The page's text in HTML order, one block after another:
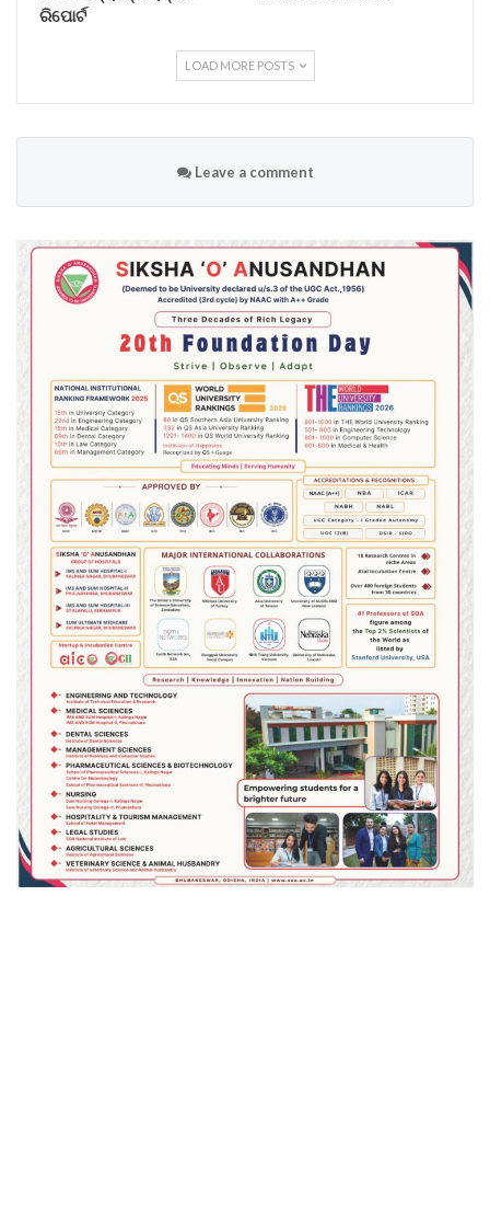
ରିପୋର୍ଟ
LOAD MORE POSTS
Leave a comment